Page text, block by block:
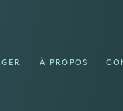
À PROPOS